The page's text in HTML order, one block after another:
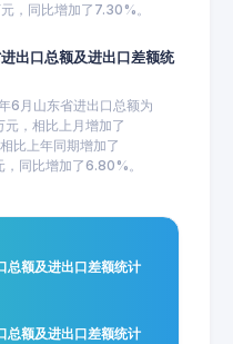
同比增加了7.30%。
出口总额及进出口差额统
6月山东省进出口总额为
，相比上月增加了
比上年同期增加了
同比增加了6.80%。
额及进出口差额统计
额及进出口差额统计